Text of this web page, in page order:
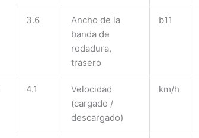
3.6
Ancho de la
banda de
rodadura,
trasero
b11
4.1
Velocidad
(cargado /
descargado)
km/h